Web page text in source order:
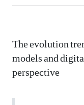
The evolution
models and
perspective